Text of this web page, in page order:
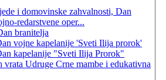
i domovinske zahvalnosti, Dan
redarstvene oper...
vojne kapelanije 'Sveti Ilija prorok'
Udruge Crne mambe i edukativna